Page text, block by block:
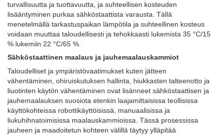
turvallisuutta ja tuottavuutta, ja suhteellisen kosteuden
lisääntyminen purkaa sähköstaattista varausta. Tällä
menetelmällä tarkastuspaikan lämpötila ja suhteellinen kosteus
voidaan muuttaa taloudellisesti ja tehokkaasti lukemista 35 °C/15
% lukemiin 22 °C/65 %.
Sähköstaattinen maalaus ja jauhemaalauskammiot
Taloudelliset ja ympäristövaatimukset kuten jätteen
vähentäminen, ohiruiskutuksen hallinta, hiukkasten talteenotto ja
liuotinten käytön vähentäminen ovat lisänneet sähköstaattisen ja
jauhemaalauksen suosiota etenkin laajamittaisissa teollisissa
käyttökohteissa robottikäyttöisissä, manuaalisissa ja
liukuhihnatoimisissa maalauskammioissa. Tässä prosessissa
jauheen ja maadoitetun kohteen välillä täytyy ylläpitää